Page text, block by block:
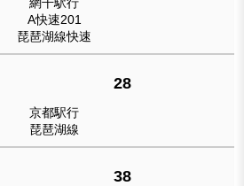
A快速201
琵琶湖線快速
28
京都駅行
琵琶湖線
38